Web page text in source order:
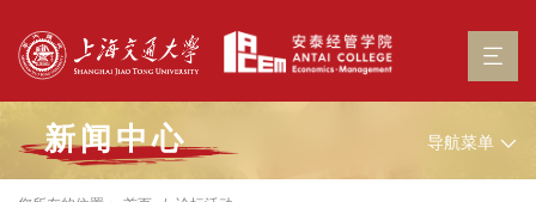
新闻中心 导航菜单